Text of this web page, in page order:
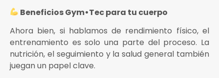
Beneficios Gym•Tec para tu cuerpo
Ahora bien, si hablamos de rendimiento físico, el
entrenamiento es solo una parte del proceso. La
nutrición, el seguimiento y la salud general también
juegan un papel clave.